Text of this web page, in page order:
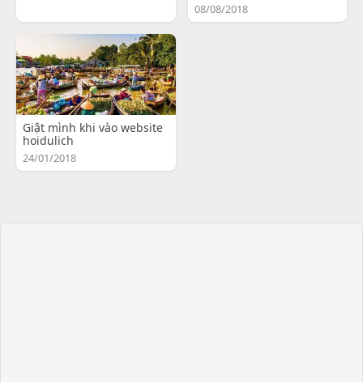
08/08/2018
Giật mình khi vào website
hoidulich
24/01/2018